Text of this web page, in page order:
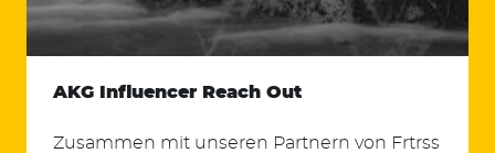
AKG Influencer Reach Out
Zusammen mit unseren Partnern von Frtrss